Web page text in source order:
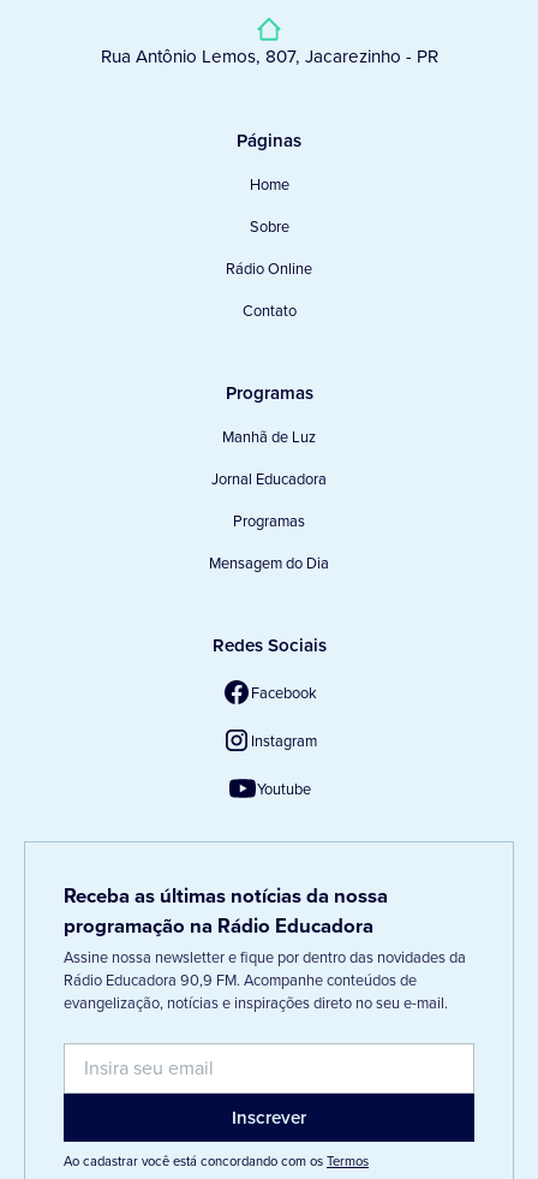
Rua Antônio Lemos, 807, Jacarezinho - PR
Páginas
Home
Sobre
Rádio Online
Contato
Programas
Manhã de Luz
Jornal Educadora
Programas
Mensagem do Dia
Redes Sociais
Facebook
Instagram
Youtube
Receba as últimas notícias da nossa
programação na Rádio Educadora
Assine nossa newsletter e fique por dentro das novidades da
Rádio Educadora 90,9 FM. Acompanhe conteúdos de
evangelização, notícias e inspirações direto no seu e-mail.
Ao cadastrar você está concordando com osTermos